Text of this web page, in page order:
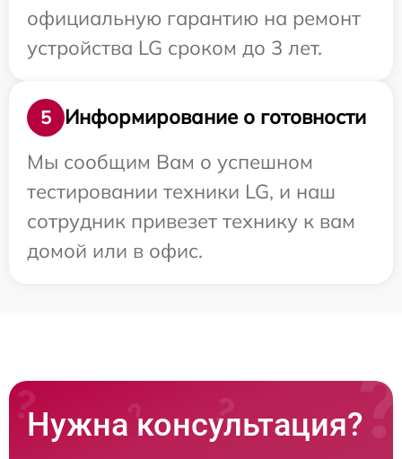
официальную гарантию на ремонт
устройства LG сроком до 3 лет.
5
Информирование о готовности
Мы сообщим Вам о успешном
тестировании техники LG, и наш
сотрудник привезет технику к вам
домой или в офис.
Нужна консультация?